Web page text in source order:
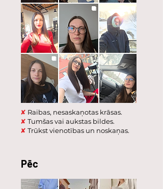
✘ Raibas, nesaskaņotas krāsas.
✘ Tumšas vai aukstas bildes.
✘ Trūkst vienotības un noskaņas.
Pēc